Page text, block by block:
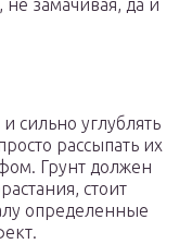
не замачивая, да и
сильно углублять
рассыпать их
Грунт должен
стоит
определенные